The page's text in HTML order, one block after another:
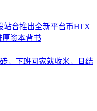
站台推出全新平台币HTX
资本背书
，下班回家就收米，日结